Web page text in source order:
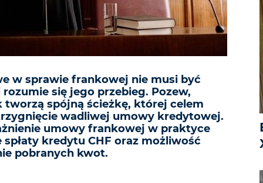
w sprawie frankowej nie musi być
się jego przebieg. Pozew,
spójną ścieżkę, której celem
wadliwej umowy kredytowej.
umowy frankowej w praktyce
spłaty kredytu CHF oraz możliwość
pobranych kwot.